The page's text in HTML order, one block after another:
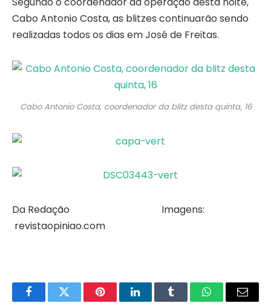
Cabo Antonio Costa, as blitzes continuarão sendo
realizadas todos os dias em José de Freitas.
Cabo Antonio Costa, coordenador da blitz desta quinta, 16
Da Redação Imagens:
revistaopiniao.com
FacebookTwitter PinterestLinkedInTumblr WhatsAppEmail